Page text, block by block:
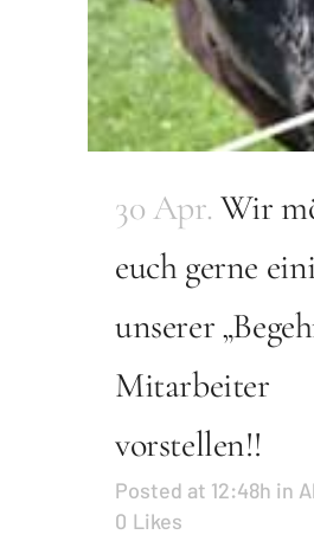
30 Apr. Wir
euch gerne
unserer
Mitarbeiter
vorstellen!!
Posted at 12:48h in
0 Likes